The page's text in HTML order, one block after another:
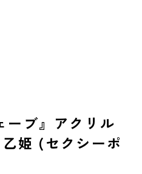
ーブ』アクリル
姫 (セクシーポ